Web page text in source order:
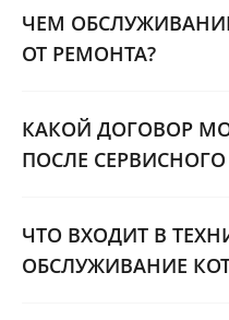
ЧЕМ
ОТ РЕМОНТА?
КАКОЙ ДОГОВОР
ПОСЛЕ
ЧТО ВХОДИТ В
ОБСЛУЖИВАНИЕ